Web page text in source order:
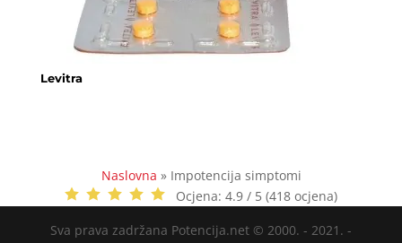
Levitra
Naslovna » Impotencija simptomi
Ocjena: 4.9 / 5 (418 ocjena)
Sva prava zadržana Potencija.net © 2000. - 2021. -